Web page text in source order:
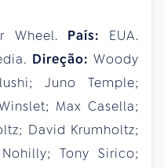
Wheel. País: EUA.
Direção:Woody
Juno Temple;
Max Casella;
David Krumholtz;
Tony Sirico;